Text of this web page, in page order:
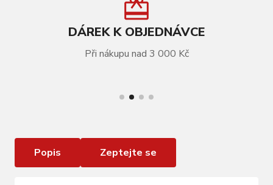
DÁREK K OBJEDNÁVCE
Při nákupu nad 3 000 Kč
Čistící prostředek KLS BIKE CLEANER náhradní
Popis Zeptejte se